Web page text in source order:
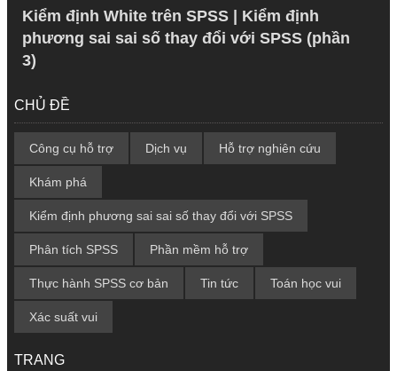
Kiểm định White trên SPSS | Kiểm định
phương sai sai số thay đổi với SPSS (phần
3)
CHỦ ĐỀ
Công cụ hỗ trợ Dịch vụ Hỗ trợ nghiên cứu
Khám phá
Kiểm định phương sai sai số thay đổi với SPSS
Phân tích SPSS Phần mềm hỗ trợ
Thực hành SPSS cơ bản Tin tức Toán học vui
Xác suất vui
TRANG